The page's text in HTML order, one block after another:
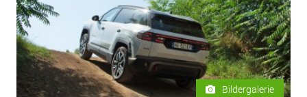
Bildergalerie